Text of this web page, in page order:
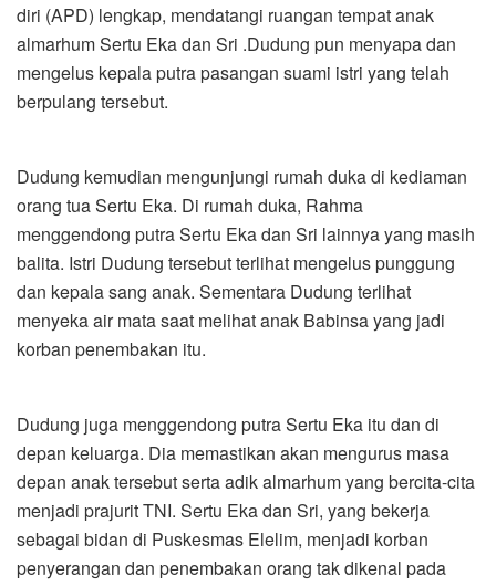
diri (APD) lengkap, mendatangi ruangan tempat anak
almarhum Sertu Eka dan Sri .Dudung pun menyapa dan
mengelus kepala putra pasangan suami istri yang telah
berpulang tersebut.
Dudung kemudian mengunjungi rumah duka di kediaman
orang tua Sertu Eka. Di rumah duka, Rahma
menggendong putra Sertu Eka dan Sri lainnya yang masih
balita. Istri Dudung tersebut terlihat mengelus punggung
dan kepala sang anak. Sementara Dudung terlihat
menyeka air mata saat melihat anak Babinsa yang jadi
korban penembakan itu.
Dudung juga menggendong putra Sertu Eka itu dan di
depan keluarga. Dia memastikan akan mengurus masa
depan anak tersebut serta adik almarhum yang bercita-cita
menjadi prajurit TNI. Sertu Eka dan Sri, yang bekerja
sebagai bidan di Puskesmas Elelim, menjadi korban
penyerangan dan penembakan orang tak dikenal pada